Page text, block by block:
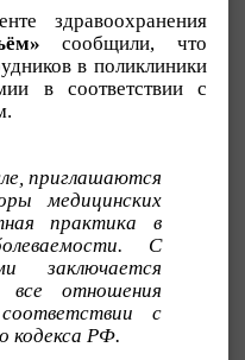
здравоохранения
сообщили, что
в поликлиники
в соответствии с
приглашаются
медицинских
практика в
С
заключается
отношения
с
кодекса РФ.